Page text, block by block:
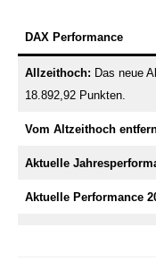
DAX Performance
Allzeithoch: Das neue
18.892,92 Punkten.
Vom Altzeithoch
Aktuelle
Aktuelle Performance